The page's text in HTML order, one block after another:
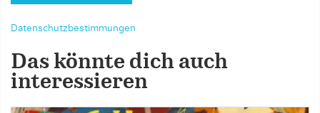
Datenschutzbestimmungen
Das könnte dich auch
interessieren